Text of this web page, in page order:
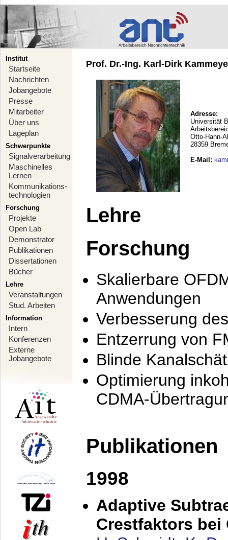
Institut
Startseite
Nachrichten
Jobangebote
Presse
Mitarbeiter
Über uns
Lageplan
Schwerpunkte
Signalverarbeitung
Maschinelles
Lernen
Kommunikations-
technologien
Forschung
Projekte
Open Lab
Demonstrator
Publikationen
Dissertationen
Bücher
Lehre
Veranstaltungen
Stud. Arbeiten
Information
Intern
Konferenzen
Externe
Jobangebote
Prof. Dr.-Ing. Karl-Dirk
Adresse:
Universität
Otto-Hahn-
28359
E-Mail :
Lehre
Forschung
Skalierbare
Anwendungen
Verbesserung
Entzerrung von
Blinde
Optimierung
CDMA-
Publikationen
1998
Adaptive
Crestfaktors bei